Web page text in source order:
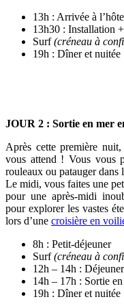
13h : Arrivée à
13h30 : Installation
Surf(créneau à
19h : Dîner et nuitée
JOUR 2 : Sortie en mer
Après cette première
vous attend ! Vous vous
rouleaux ou patauger
Le midi, vous faites une
pour une après-midi
pour explorer les vastes
lors d’une croisière en
8h : Petit-déjeuner
Surf(créneau à
12h – 14h : Déjeuner
14h – 17h : Sortie
19h : Dîner et nuitée